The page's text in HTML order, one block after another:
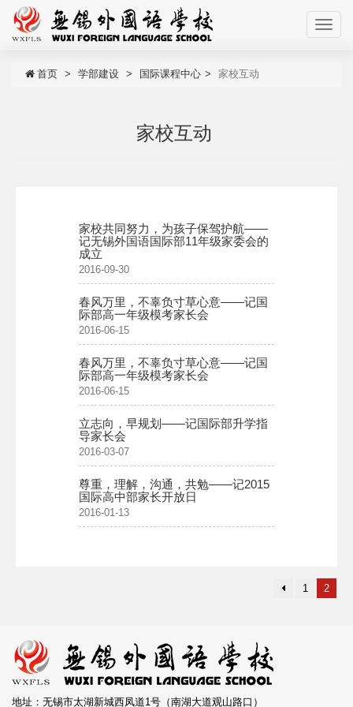
首页 学部建设 国际课程中心 家校互动
家校互动
家校共同努力，为孩子保驾护航——
记无锡外国语国际部11年级家委会的
成立
2016-09-30
春风万里，不辜负寸草心意——记国
际部高一年级模考家长会
2016-06-15
春风万里，不辜负寸草心意——记国
际部高一年级模考家长会
2016-06-15
立志向，早规划——记国际部升学指
导家长会
2016-03-07
尊重，理解，沟通，共勉——记2015
国际高中部家长开放日
2016-01-13
1 2
地址：无锡市太湖新城西凤道1号（南湖大道观山路口）